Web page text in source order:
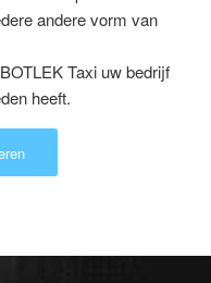
andere vorm van
Taxi uw bedrijf
heeft.